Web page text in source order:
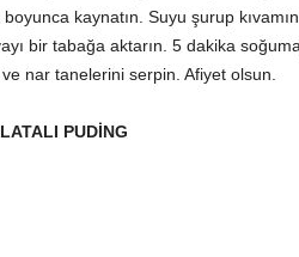
kaynatın. Suyu şurup
bir tabağa aktarın. 5 dakika
ve nar tanelerini serpin. Afiyet olsun.
PUDİNG